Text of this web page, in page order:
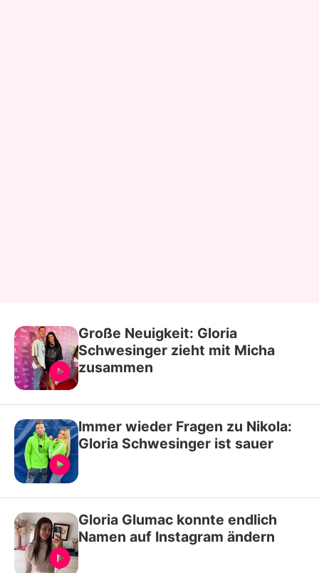
Große Neuigkeit: Gloria
Schwesinger zieht mit Micha
zusammen
Immer wieder Fragen zu Nikola:
Gloria Schwesinger ist sauer
Gloria Glumac konnte endlich
Namen auf Instagram ändern